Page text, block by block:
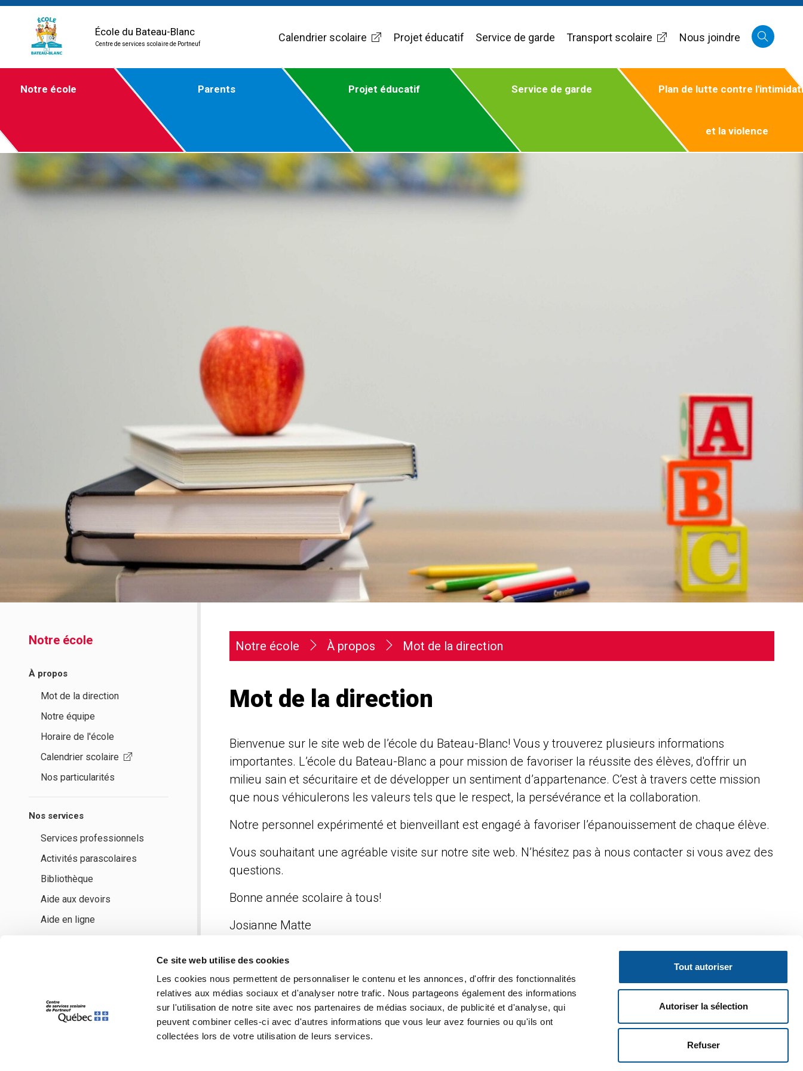
Ce site web utilise des cookies
Les cookies nous permettent de personnaliser le contenu et les annonces, d'offrir des fonctionnalités
relatives aux médias sociaux et d'analyser notre trafic. Nous partageons également des informations
sur l'utilisation de notre site avec nos partenaires de médias sociaux, de publicité et d'analyse, qui
peuvent combiner celles-ci avec d'autres informations que vous leur avez fournies ou qu'ils ont
collectées lors de votre utilisation de leurs services.
Tout autoriser
Autoriser la sélection
Refuser
École du Bateau-Blanc
Centre de services scolaire de Portneuf
Calendrier scolaire Projet éducatif Service de garde Transport scolaire Nous joindre
Notre école Parents Projet éducatif Service de garde Plan de lutte contre
et la violence
Notre école
À propos
Mot de la direction
Notre équipe
Horaire de l'école
Calendrier scolaire
Nos particularités
Nos services
Services professionnels
Activités parascolaires
Bibliothèque
Aide aux devoirs
Aide en ligne
Politique des collations
Protocole contre l'intimidation
Notre école À propos Mot de la direction
Mot de la direction
Bienvenue sur le site web de l’école du Bateau-Blanc! Vous y trouverez plusieurs informations
importantes. L’école du Bateau-Blanc a pour mission de favoriser la réussite des élèves, d'offrir un
milieu sain et sécuritaire et de développer un sentiment d’appartenance. C’est à travers cette mission
que nous véhiculerons les valeurs tels que le respect, la persévérance et la collaboration.
Notre personnel expérimenté et bienveillant est engagé à favoriser l’épanouissement de chaque élève.
Vous souhaitant une agréable visite sur notre site web. N’hésitez pas à nous contacter si vous avez des
questions.
Bonne année scolaire à tous!
Josianne Matte